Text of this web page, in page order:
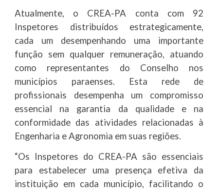
Atualmente, o CREA-PA conta com 92
Inspetores distribuídos estrategicamente,
cada um desempenhando uma importante
função sem qualquer remuneração, atuando
como representantes do Conselho nos
municípios paraenses. Esta rede de
profissionais desempenha um compromisso
essencial na garantia da qualidade e na
conformidade das atividades relacionadas à
Engenharia e Agronomia em suas regiões.
“Os Inspetores do CREA-PA são essenciais
para estabelecer uma presença efetiva da
instituição em cada município, facilitando o